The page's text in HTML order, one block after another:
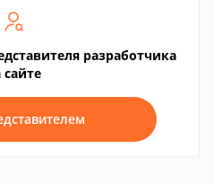
разработчика
сайте